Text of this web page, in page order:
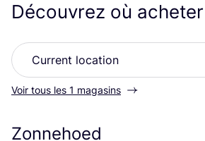
Découvrez où
Voir tous les 1 magasins
Zonnehoed